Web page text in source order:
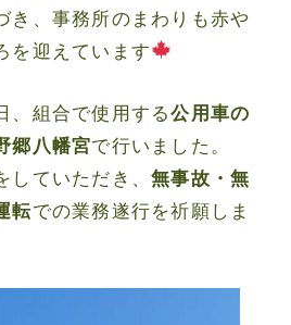
き、事務所のまわりも赤や
を迎えています
、組合で使用する公用車の
郷八幡宮で行いました。
していただき、無事故・無
転での業務遂行を祈願しま